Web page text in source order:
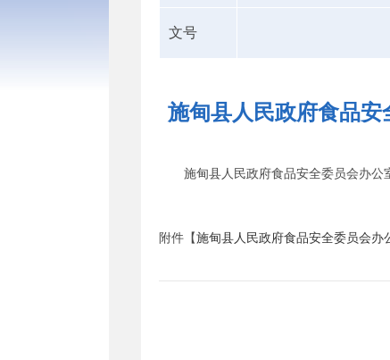
文号
施甸县人民政府食品
施甸县人民政府食品安全委员会办公
附件【施甸县人民政府食品安全委员会